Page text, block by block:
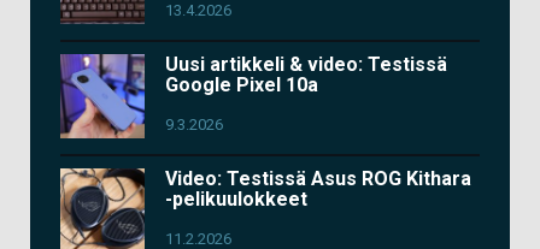
13.4.2026
Uusi artikkeli & video: Testissä
Google Pixel 10a
9.3.2026
Video: Testissä Asus ROG Kithara
-pelikuulokkeet
11.2.2026